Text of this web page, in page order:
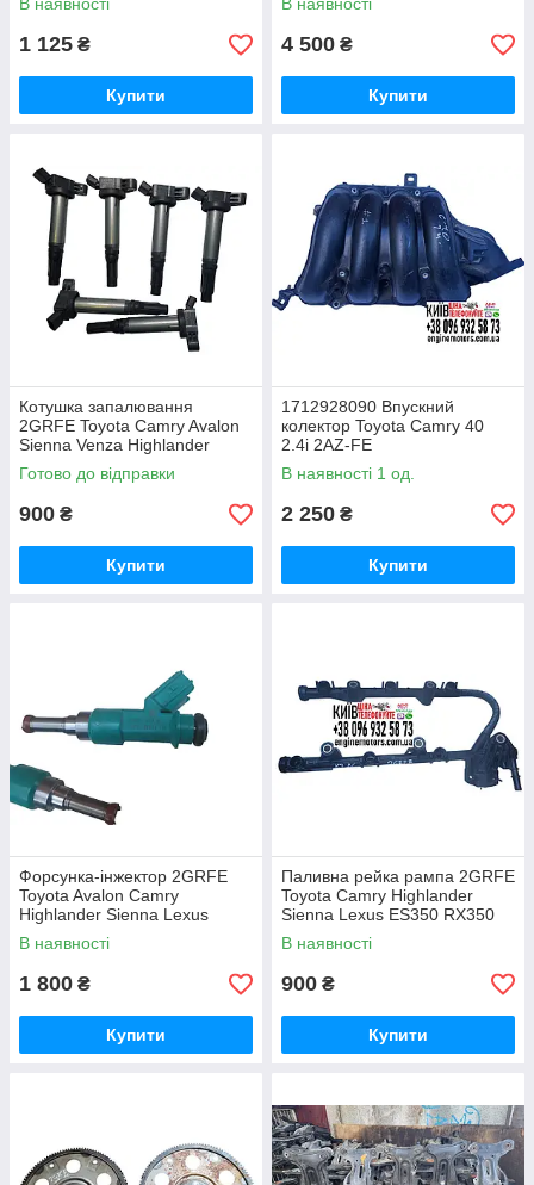
9091902255
1 125 ₴
Купити
4 500 ₴
Купити
Котушка запалювання
2GRFE Toyota Camry Avalon
Sienna Venza Highlander
Lexus ES350 RX350 3.5i
90919A2007
Готово до відправки
900 ₴
Купити
1712928090 Впускний
колектор Toyota Camry 40
2.4i 2AZ-FE
В наявності 1 од.
2 250 ₴
Купити
Форсунка-інжектор 2GRFE
Toyota Avalon Camry
Highlander Sienna Lexus
ES350 RX350 2008-2017
23209310990 232503109
В наявності
1 800 ₴
Купити
Паливна рейка рампа 2GRFE
Toyota Camry Highlander
Sienna Lexus ES350 RX350
2008-2017 2387031010
В наявності
900 ₴
Купити